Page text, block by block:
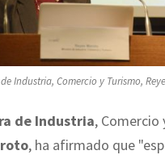
Industria, Comercio y Turismo,
de Industria, Comercio
, ha afirmado que